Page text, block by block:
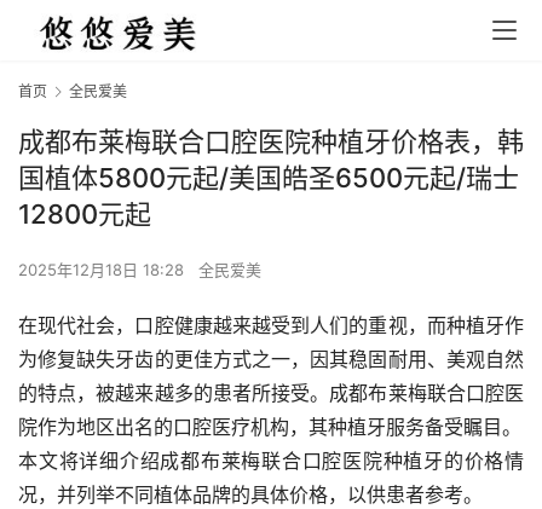
首页 全民爱美
成都布莱梅联合口腔医院种植牙价格表，韩
国植体5800元起/美国皓圣6500元起/瑞士
12800元起
2025年12月18日 18:28 全民爱美
在现代社会，口腔健康越来越受到人们的重视，而种植牙作
为修复缺失牙齿的更佳方式之一，因其稳固耐用、美观自然
的特点，被越来越多的患者所接受。成都布莱梅联合口腔医
院作为地区出名的口腔医疗机构，其种植牙服务备受瞩目。
本文将详细介绍成都布莱梅联合口腔医院种植牙的价格情
况，并列举不同植体品牌的具体价格，以供患者参考。